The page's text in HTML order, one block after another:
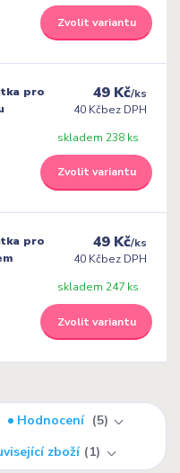
Zvolit variantu
pro
49 Kč/ks
40 Kčbez DPH
skladem 238 ks
Zvolit variantu
pro
49 Kč/ks
40 Kčbez DPH
skladem 247 ks
Zvolit variantu
Hodnocení
5
zboží 1